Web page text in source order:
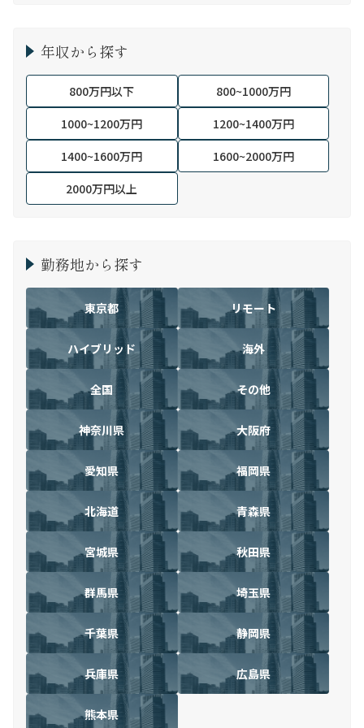
年収から探す
800万円以下
800~1000万円
1000~1200万円
1200~1400万円
1400~1600万円
1600~2000万円
2000万円以上
勤務地から探す
東京都 リモート
ハイブリッド 海外
全国 その他
神奈川県 大阪府
愛知県 福岡県
北海道 青森県
宮城県 秋田県
群馬県 埼玉県
千葉県 静岡県
兵庫県 広島県
熊本県